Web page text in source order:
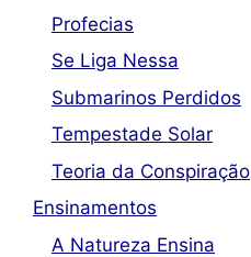
Profecias
Se Liga Nessa
Submarinos Perdidos
Tempestade Solar
Teoria da Conspiração
Ensinamentos
A Natureza Ensina